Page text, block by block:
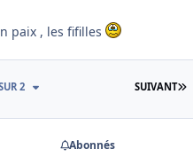
paix , les fifilles
SUIVANT
2
Abonnés